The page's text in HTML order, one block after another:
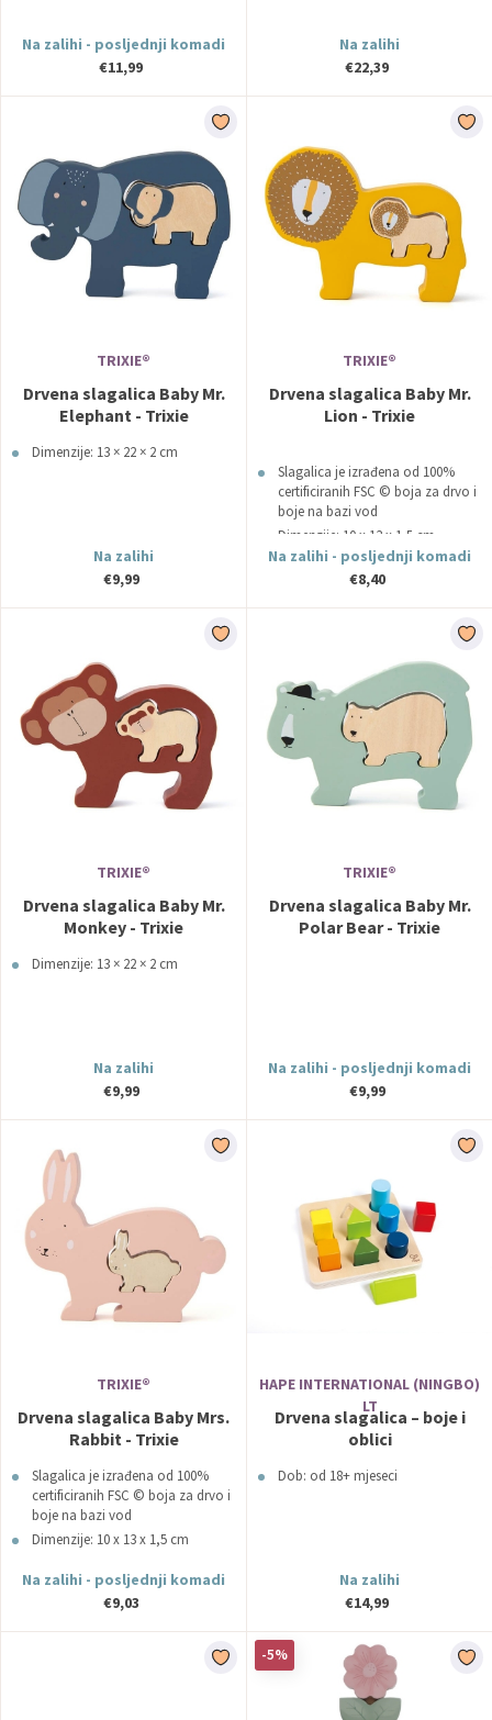
Na zalihi - posljednji komadi
€11,99
Na zalihi
€22,39
TRIXIE®
Drvena slagalica Baby Mr.
Elephant - Trixie
Dimenzije: 13 × 22 × 2 cm
Na zalihi
€9,99
TRIXIE®
Drvena slagalica Baby Mr.
Lion - Trixie
Slagalica je izrađena od 100%
certificiranih FSC © boja za drvo i
boje na bazi vod
Dimenzije: 10 x 13 x 1,5 cm
Na zalihi - posljednji komadi
€8,40
TRIXIE®
Drvena slagalica Baby Mr.
Monkey - Trixie
Dimenzije: 13 × 22 × 2 cm
Na zalihi
€9,99
TRIXIE®
Drvena slagalica Baby Mr.
Polar Bear - Trixie
Na zalihi - posljednji komadi
€9,99
TRIXIE®
Drvena slagalica Baby Mrs.
Rabbit - Trixie
Slagalica je izrađena od 100%
certificiranih FSC © boja za drvo i
boje na bazi vod
Dimenzije: 10 x 13 x 1,5 cm
Na zalihi - posljednji komadi
€9,03
HAPE INTERNATIONAL (NINGBO)
LT
Drvena slagalica – boje i
oblici
Dob: od 18+ mjeseci
Na zalihi
€14,99
-5%